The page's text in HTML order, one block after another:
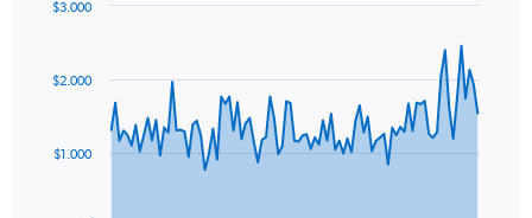
data
The
$1.000
$2.000
$3.000